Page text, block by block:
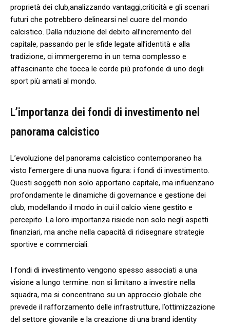
proprietà ⁢dei club,analizzando vantaggi,criticità e gli scenari
‍futuri che ⁤potrebbero delinearsi⁣ nel cuore del mondo
‍calcistico. Dalla⁣ riduzione del ⁢debito all’incremento del
capitale, ‍passando per le⁤ sfide legate all’identità e alla
⁣tradizione, ci ⁢immergeremo in un tema complesso e‍
affascinante⁤ che tocca le corde più profonde di uno degli ​
sport più⁤ amati al mondo.
L’importanza dei fondi⁢ di investimento nel
panorama calcistico
L’evoluzione⁣ del ⁣panorama calcistico contemporaneo ha
visto l’emergere di​ una nuova figura: i fondi ‌di investimento.
Questi soggetti non‍ solo apportano capitale, ma ‌influenzano
profondamente le ​dinamiche di governance e ​gestione dei
club, modellando il modo‍ in cui ⁤il calcio⁣ viene gestito​ e
percepito. La loro⁣ importanza ​risiede non solo negli aspetti
finanziari, ma‌ anche nella⁣ capacità di ridisegnare strategie‍
sportive e commerciali.
I fondi ⁣di investimento vengono spesso associati⁣ a ​una
visione a⁣ lungo termine. non si‌ limitano ⁢a investire⁤ nella
squadra, ⁤ma si concentrano su⁢ un⁣ approccio⁣ globale che
prevede il rafforzamento delle⁤ infrastrutture,​ l’ottimizzazione
del settore ⁢giovanile e la ⁤creazione di una brand identity